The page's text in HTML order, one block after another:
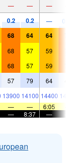
— — —
0.2 0.2 —
68 64 64
68 57 59
68 57 59
57 79 64
13900 14100 14400
— — 6:05
— 8:37 —